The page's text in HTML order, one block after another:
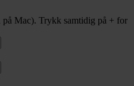
på Mac). Trykk samtidig på + for